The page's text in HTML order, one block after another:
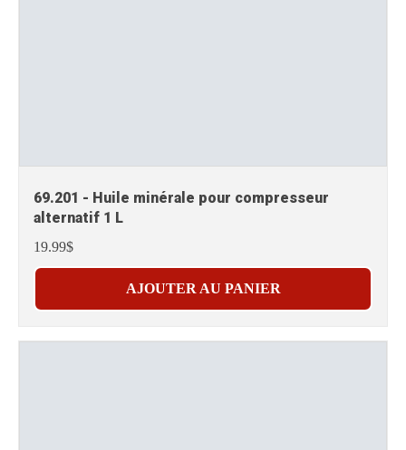
69.201 - Huile minérale pour compresseur
alternatif 1 L
19.99$
AJOUTER AU PANIER